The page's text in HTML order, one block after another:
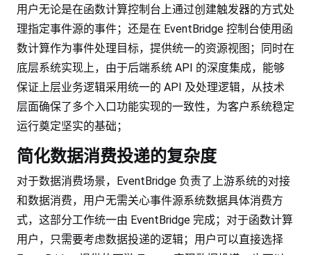
用户无论是在函数计算控制台上通过创建触发器的方式处
理指定事件源的事件；还是在 EventBridge 控制台使用函
数计算作为事件处理目标，提供统一的资源视图；同时在
底层系统实现上，由于后端系统 API 的深度集成，能够
保证上层业务逻辑采用统一的 API 及处理逻辑，从技术
层面确保了多个入口功能实现的一致性，为客户系统稳定
运行奠定坚实的基础；
简化数据消费投递的复杂度
对于数据消费场景，EventBridge 负责了上游系统的对接
和数据消费，用户无需关心事件源系统数据具体消费方
式，这部分工作统一由 EventBridge 完成；对于函数计算
用户，只需要考虑数据投递的逻辑；用户可以直接选择